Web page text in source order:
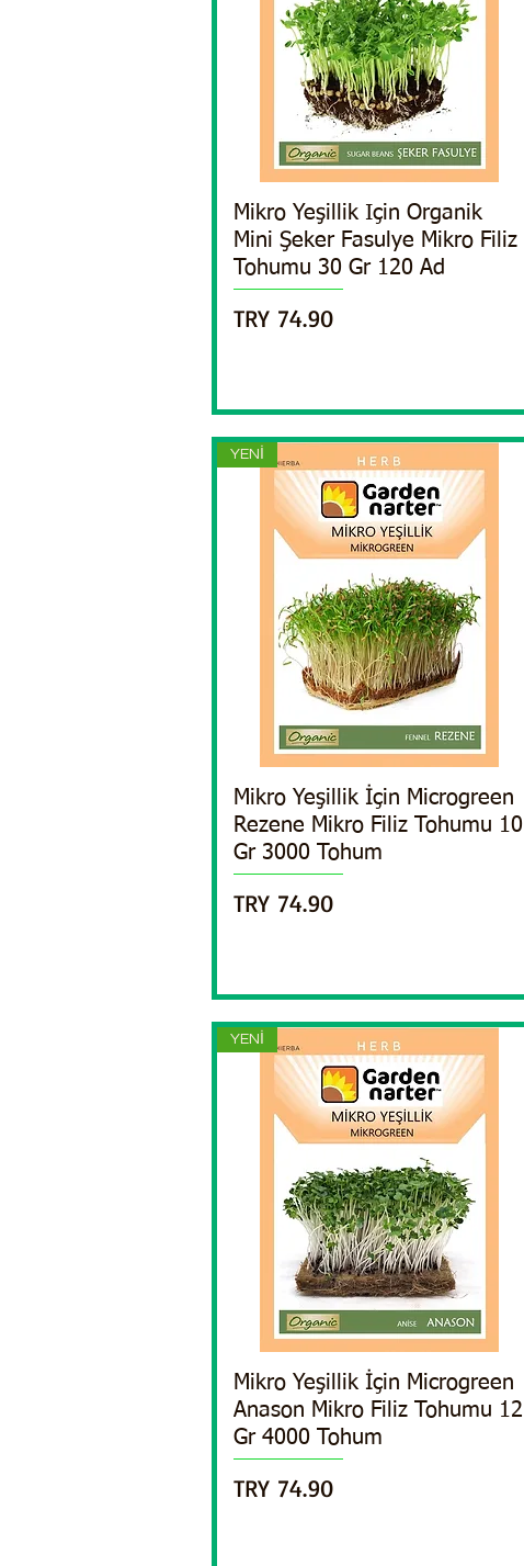
Quick View
Mikro Yeşillik Için Organik
Mini Şeker Fasulye Mikro Filiz
Tohumu 30 Gr 120 Ad
Price
TRY 74.90
Quick View
YENİ
Mikro Yeşillik İçin Microgreen
Rezene Mikro Filiz Tohumu 10
Gr 3000 Tohum
Price
TRY 74.90
Quick View
YENİ
Mikro Yeşillik İçin Microgreen
Anason Mikro Filiz Tohumu 12
Gr 4000 Tohum
Price
TRY 74.90